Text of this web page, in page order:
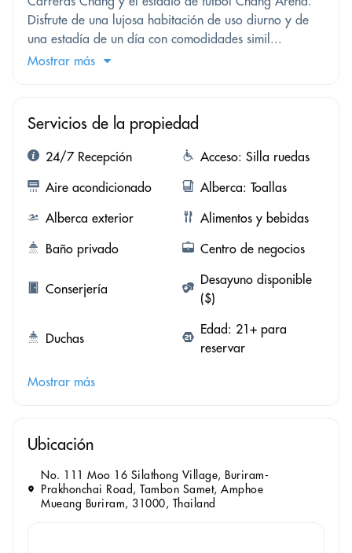
Disfrute de una lujosa habitación de uso diurno y de
una estadía de un día con comodidades simil...
Mostrar más
Servicios de la propiedad
24/7 Recepción
Acceso: Silla ruedas
Aire acondicionado
Alberca: Toallas
Alberca exterior
Alimentos y bebidas
Baño privado
Centro de negocios
Conserjería
Desayuno disponible
($)
Duchas
Edad: 21+ para
reservar
Mostrar más
Ubicación
No. 111 Moo 16 Silathong Village, Buriram-
Prakhonchai Road, Tambon Samet, Amphoe
Mueang Buriram, 31000, Thailand